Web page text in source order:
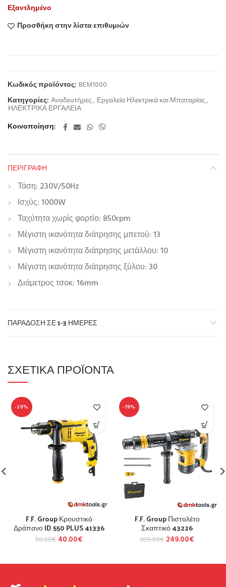
Εξαντλημένο
Προσθήκη στην λίστα επιθυμιών
Κωδικός προϊόντος: BEM1000
Κατηγορίες: Αναδευτήρες, Εργαλεία Ηλεκτρικά και Μπαταρίας,
ΗΛΕΚΤΡΙΚΑ ΕΡΓΑΛΕΙΑ
Κοινοποίηση
ΠΕΡΙΓΡΑΦΉ
Τάση: 230V/50Hz
Ισχύς: 1000W
Ταχύτητα χωρίς φορτίο: 850rpm
Μέγιστη ικανότητα διάτρησης μπετού: 13
Μέγιστη ικανότητα διάτρησης μετάλλου: 10
Μέγιστη ικανότητα διάτρησης ξύλου: 30
Διάμετρος τσοκ: 16mm
ΠΑΡΆΔΟΣΗ ΣΕ 1-3 ΗΜΈΡΕΣ
ΣΧΕΤΙΚΆ ΠΡΟΪΌΝΤΑ
-20%
F.F. Group Κρουστικό
Δράπανο ID 550 PLUS 41336
50.00€ 40.00€
-19%
F.F. Group Πιστολέτο
Σκαπτικό 43226
309.00€ 249.00€